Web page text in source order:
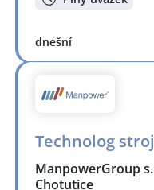
dnešní
Technolog
ManpowerGroup
Chotutice